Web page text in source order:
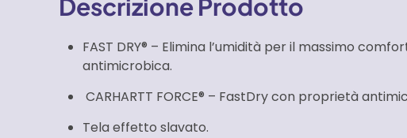
Descrizione Prodotto
FAST DRY® – Elimina l’umidità per il massimo
antimicrobica.
CARHARTT FORCE® – FastDry con proprietà
Tela effetto slavato.